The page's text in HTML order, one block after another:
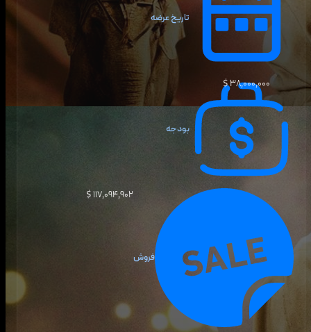
تاریخ عرضه
بودجه
۳۸٬۰۰۰٬۰۰۰ $
فروش
۱۱۷٬۰۹۴٬۹۰۲ $